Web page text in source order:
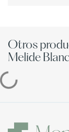
Otros
Melide